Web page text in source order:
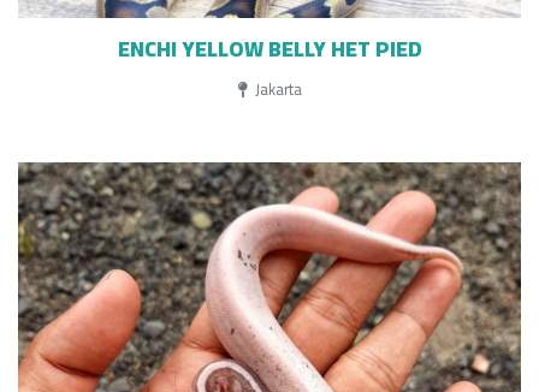
ENCHI YELLOW BELLY HET PIED
Jakarta